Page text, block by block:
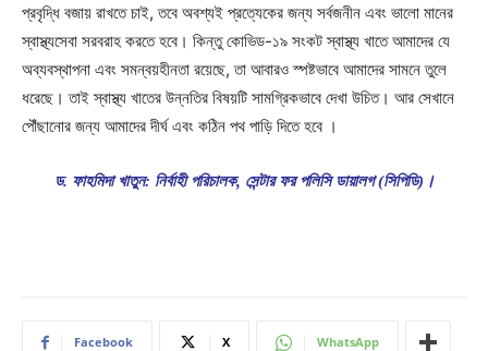
প্রবৃদ্ধি বজায় রাখতে চাই, তবে অবশ্যই প্রত্যেকের জন্য সর্বজনীন এবং ভালো মানের
স্বাস্থ্যসেবা সরবরাহ করতে হবে। কিন্তু কোভিড-১৯ সংকট স্বাস্থ্য খাতে আমাদের যে
অব্যবস্থাপনা এবং সমন্বয়হীনতা রয়েছে, তা আবারও স্পষ্টভাবে আমাদের সামনে তুলে
ধরেছে। তাই স্বাস্থ্য খাতের উন্নতির বিষয়টি সামগ্রিকভাবে দেখা উচিত। আর সেখানে
পৌঁছানোর জন্য আমাদের দীর্ঘ এবং কঠিন পথ পাড়ি দিতে হবে ।
ড. ফাহমিদা খাতুন: নির্বাহী পরিচালক, সেন্টার ফর পলিসি ডায়ালগ (সিপিডি)।
Facebook X WhatsApp